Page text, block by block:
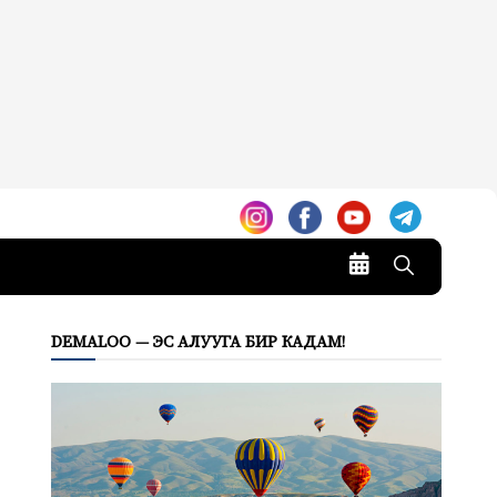
DEMALOO — ЭС АЛУУГА БИР КАДАМ!